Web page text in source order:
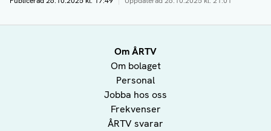
Om ÅRTV
Om bolaget
Personal
Jobba hos oss
Frekvenser
ÅRTV svarar